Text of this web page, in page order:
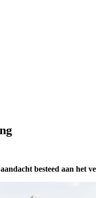
besteed aan het